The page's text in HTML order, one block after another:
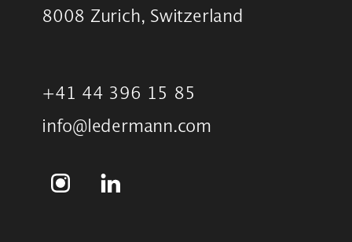
8008 Zurich, Switzerland
+41 44 396 15 85
info@ledermann.com